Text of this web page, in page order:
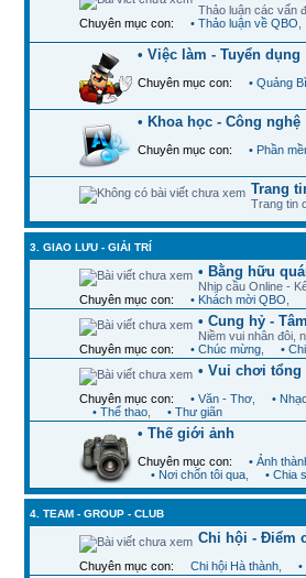
Thảo luận các vấn
Chuyên mục con:
• Thảo luận về QBO
• Việc làm - Tuyển dụng
Chuyên mục con: • Quảng
• Khoa học - Công nghệ
Chuyên mục con: • Phần
Trang
Trang tin
3. GIAO LƯU - GIẢI TRÍ
• Bằng hữu
Nhịp cầu Online -
Chuyên mục con:
• Khách mời QBO
• Cung hỷ -
Niềm vui nhân đôi,
Chuyên mục con:
• Chúc mừng •
• Vui chơi tổng
Chuyên mục con: • Văn - Thơ •
• Thể thao
• Thư giãn
• Thế giới ảnh
Chuyên mục con: • Ảnh
• Nơi chốn tôi qua
• Chia
4. TEAM - GROUP - CLUB
Chi hội - Điểm
Chuyên mục con: Chi hội Hà thành